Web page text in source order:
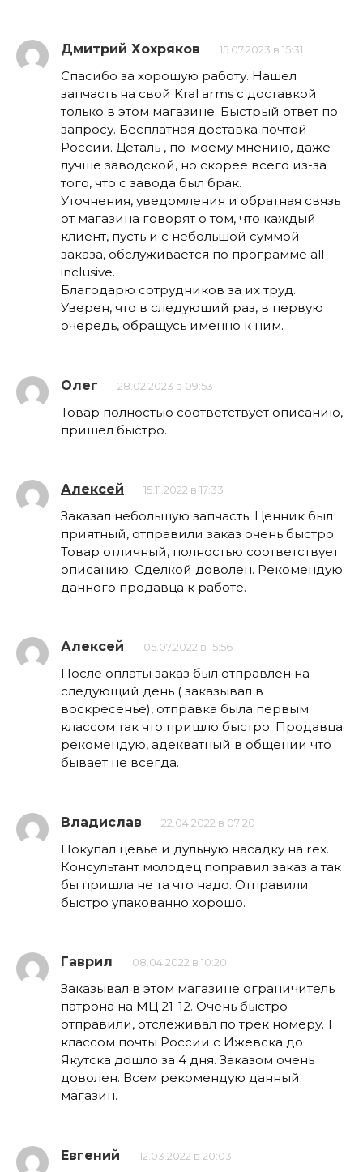
Дмитрий Хохряков 15.07.2023 в 15:31
Спасибо за хорошую работу. Нашел
запчасть на свой Kral arms с доставкой
только в этом магазине. Быстрый ответ по
запросу. Бесплатная доставка почтой
России. Деталь , по-моему мнению, даже
лучше заводской, но скорее всего из-за
того, что с завода был брак.
Уточнения, уведомления и обратная связь
от магазина говорят о том, что каждый
клиент, пусть и с небольшой суммой
заказа, обслуживается по программе all-
inclusive.
Благодарю сотрудников за их труд.
Уверен, что в следующий раз, в первую
очередь, обращусь именно к ним.
Олег 28.02.2023 в 09:53
Товар полностью соответствует описанию,
пришел быстро.
Алексей 15.11.2022 в 17:33
Заказал небольшую запчасть. Ценник был
приятный, отправили заказ очень быстро.
Товар отличный, полностью соответствует
описанию. Сделкой доволен. Рекомендую
данного продавца к работе.
Алексей 05.07.2022 в 15:56
После оплаты заказ был отправлен на
следующий день ( заказывал в
воскресенье), отправка была первым
классом так что пришло быстро. Продавца
рекомендую, адекватный в общении что
бывает не всегда.
Владислав 22.04.2022 в 07:20
Покупал цевье и дульную насадку на rex.
Консультант молодец поправил заказ а так
бы пришла не та что надо. Отправили
быстро упакованно хорошо.
Гаврил 08.04.2022 в 10:20
Заказывал в этом магазине ограничитель
патрона на МЦ 21-12. Очень быстро
отправили, отслеживал по трек номеру. 1
классом почты России с Ижевска до
Якутска дошло за 4 дня. Заказом очень
доволен. Всем рекомендую данный
магазин.
Евгений 12.03.2022 в 20:03